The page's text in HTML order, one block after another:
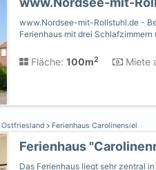
www.Nordsee-mit-Rollstuhl.de -
Ferienhaus mit drei
Fläche: 100m2 Miete
Ostfriesland Ferienhaus Carolinensiel
Ferienhaus
Das Ferienhaus liegt sehr zentral